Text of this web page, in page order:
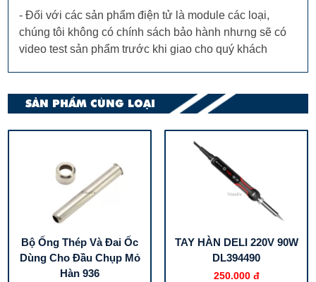
- Đối với các sản phẩm điện tử là module các loại,
chúng tôi không có chính sách bảo hành nhưng sẽ có
video test sản phẩm trước khi giao cho quý khách
SẢN PHẨM CÙNG LOẠI
Bộ Ống Thép Và Đai Ốc
Dùng Cho Đầu Chụp Mỏ
Hàn 936
TAY HÀN DELI 220V 90W
DL394490
250.000 đ